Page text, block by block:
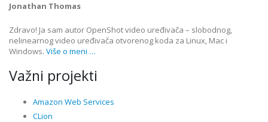
Jonathan Thomas
Zdravo! Ja sam autor OpenShot video uređivača – slobodnog,
nelinearnog video uređivača otvorenog koda za Linux, Mac i
Windows. Više o meni …
Važni projekti
Amazon Web Services
CLion